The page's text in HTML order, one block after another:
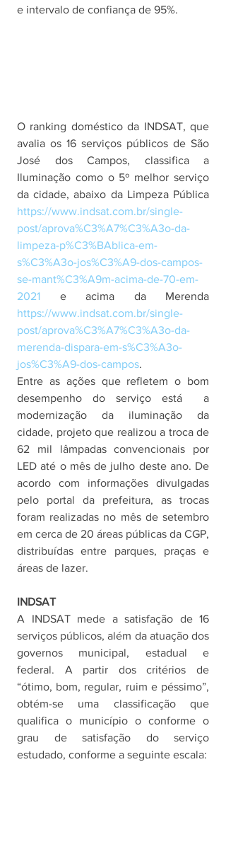
e intervalo de confiança de 95%.
O ranking doméstico da INDSAT, que
avalia os 16 serviços públicos de São
José dos Campos, classifica a
Iluminação como o 5º melhor serviço
https://www.indsat.com.br/single-
post/aprova%C3%A7%C3%A3o-da-
limpeza-p%C3%BAblica-em-
s%C3%A3o-jos%C3%A9-dos-campos-
se-mant%C3%A9m-acima-de-70-em-
2021
https://www.indsat.com.br/single-
post/aprova%C3%A7%C3%A3o-da-
merenda-dispara-em-s%C3%A3o-
jos%C3%A9-dos-campos.
Entre as ações que refletem o bom
desempenho do serviço está  a
modernização da iluminação da
cidade, projeto que realizou a troca de
62 mil lâmpadas convencionais por
LED até o mês de julho deste ano. De
acordo com informações divulgadas
pelo portal da prefeitura, as trocas
foram realizadas no mês de setembro
em cerca de 20 áreas públicas da CGP,
distribuídas entre parques, praças e
áreas de lazer.
INDSAT
A INDSAT mede a satisfação de 16
serviços públicos, além da atuação dos
governos municipal, estadual e
federal. A partir dos critérios de
“ótimo, bom, regular, ruim e péssimo”,
obtém-se uma classificação que
qualifica o município o conforme o
grau de satisfação do serviço
estudado, conforme a seguinte escala: